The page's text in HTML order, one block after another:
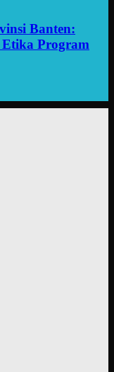
Banten:
Program